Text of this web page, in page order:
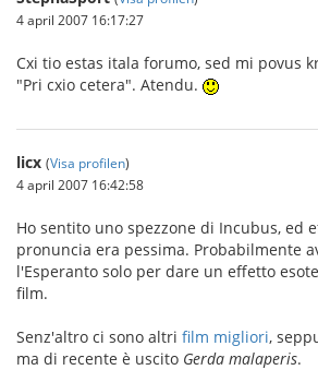
4 april 2007 16:17:27
Cxi tio estas itala forumo, sed mi povus
"Pri cxio cetera". Atendu.
licx (Visa profilen)
4 april 2007 16:42:58
Ho sentito uno spezzone di Incubus, ed
pronuncia era pessima. Probabilmente
l'Esperanto solo per dare un effetto
film.
Senz'altro ci sono altri film migliori,
ma di recente è uscito Gerda malaperis.